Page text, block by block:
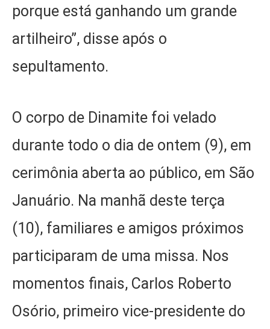
porque está ganhando um grande
artilheiro”, disse após o
sepultamento.
O corpo de Dinamite foi velado
durante todo o dia de ontem (9), em
cerimônia aberta ao público, em São
Januário. Na manhã deste terça
(10), familiares e amigos próximos
participaram de uma missa. Nos
momentos finais, Carlos Roberto
Osório, primeiro vice-presidente do